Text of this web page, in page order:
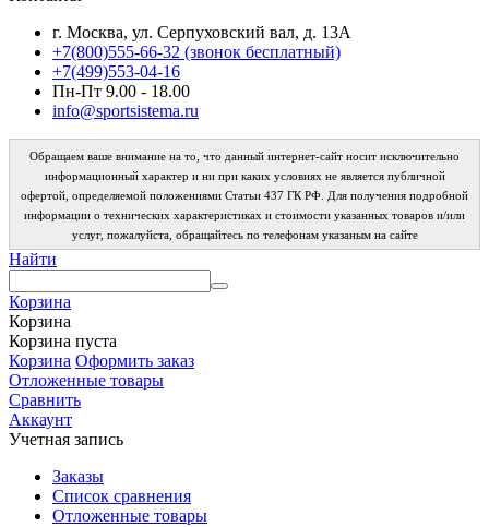
г. Москва, ул. Серпуховский вал, д. 13А
+7(800)555-66-32 (звонок бесплатный)
+7(499)553-04-16
Пн-Пт 9.00 - 18.00
info@sportsistema.ru
Обращаем ваше внимание на то, что данный интернет-сайт носит исключительно
информационный характер и ни при каких условиях не является публичной
офертой, определяемой положениями Статьи 437 ГК РФ. Для получения подробной
информации о технических характеристиках и стоимости указанных товаров и/или
услуг, пожалуйста, обращайтесь по телефонам указаным на сайте
Найти
Корзина
Корзина
Корзина пуста
Корзина Оформить заказ
Отложенные товары
Сравнить
Аккаунт
Учетная запись
Заказы
Список сравнения
Отложенные товары